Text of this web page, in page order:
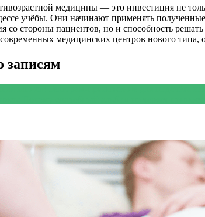
медицины — это инвестиция не
учёбы. Они начинают применять
со стороны пациентов, но и способность
медицинских центров нового типа,
записям